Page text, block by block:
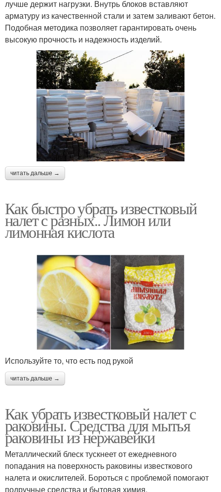
лучше держит нагрузки. Внутрь блоков вставляют
арматуру из качественной стали и затем заливают бетон.
Подобная методика позволяет гарантировать очень
высокую прочность и надежность изделий.
читать дальше →
Как быстро убрать известковый
налет с разных.. Лимон или
лимонная кислота
Используйте то, что есть под рукой
читать дальше →
Как убрать известковый налет с
раковины. Средства для мытья
раковины из нержавейки
Металлический блеск тускнеет от ежедневного
попадания на поверхность раковины известкового
налета и окислителей. Бороться с проблемой помогают
подручные средства и бытовая химия.